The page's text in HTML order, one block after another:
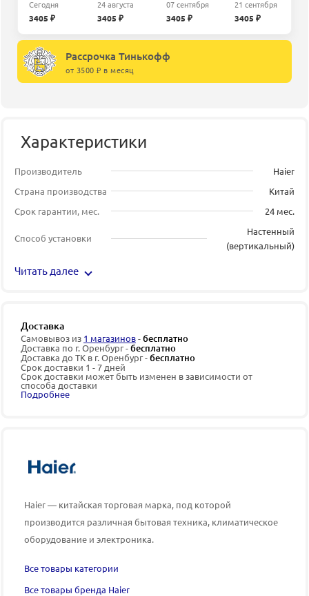
Сегодня
3405 ₽
24 августа
3405 ₽
07 сентября
3405 ₽
21 сентября
3405 ₽
Рассрочка Тинькофф
от 3500 ₽ в месяц
Характеристики
Производитель
Haier
Страна производства
Китай
Срок гарантии, мес.
24 мес.
Способ установки
Настенный
(вертикальный)
Читать далее
Доставка
Самовывоз из 1 магазинов-бесплатно
Доставка по г. Оренбург -бесплатно
Доставка до ТК в г. Оренбург -бесплатно
Срок доставки 1 - 7 дней
Срок доставки может быть изменен в зависимости от
способа доставки
Подробнее
Haier — китайская торговая марка, под которой
производится различная бытовая техника, климатическое
оборудование и электроника.
Все товары категории
Все товары бренда Haier